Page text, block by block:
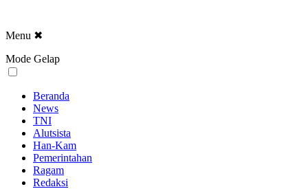
Menu ✖
Mode Gelap
Beranda
News
TNI
Alutsista
Han-Kam
Pemerintahan
Ragam
Redaksi